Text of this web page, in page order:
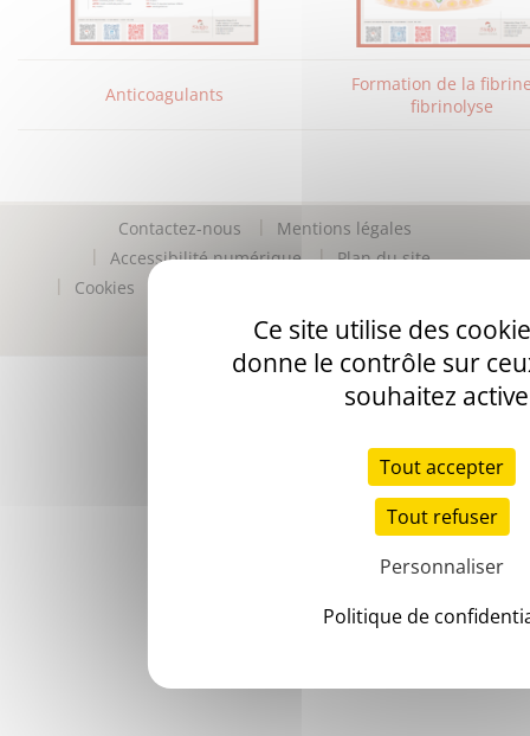
Anticoagulants
Formation de la
fibrinolyse
Contactez-nous
Mentions légales
Accessibilité numérique
Plan du site
Cookies
Ce site utilise des
donne le contrôle sur
souhaitez
Tout accepter
Tout refuser
Personnaliser
Politique de